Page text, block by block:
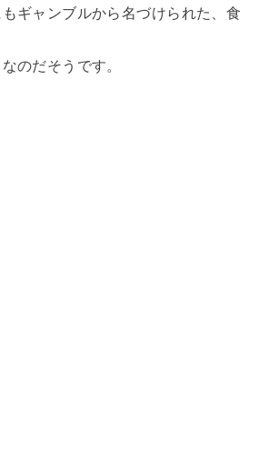
ギャンブルから名づけられた、食
のだそうです。